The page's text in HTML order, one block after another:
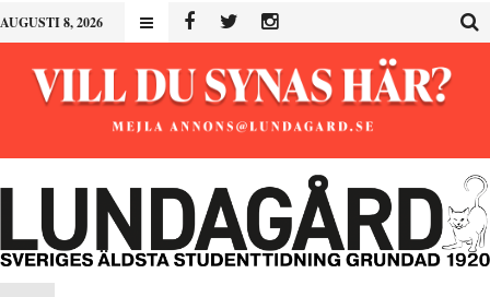
AUGUSTI 8, 2026